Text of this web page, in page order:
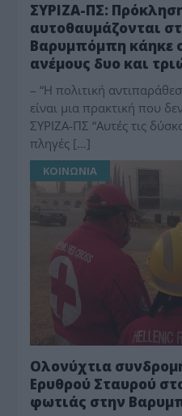
ΣΥΡΙΖΑ-ΠΣ:
αυτοθαυμάζονται
Βαρυμπόμπη κάηκε
ανέμους δυο και
– “Η πολιτική
είναι μια πρακτική που
ΣΥΡΙΖΑ-ΠΣ “Αυτές τις
πληγές […]
ΚΟΙΝΩΝΙΑ
Ολονύχτια
Ερυθρού Σταυρού
φωτιάς στην